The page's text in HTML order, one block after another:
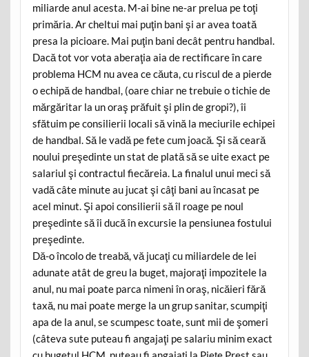
miliarde anul acesta. M-ai bine ne-ar prelua pe toţi
primăria. Ar cheltui mai puţin bani şi ar avea toată
presa la picioare. Mai puţin bani decât pentru handbal.
Dacă tot vor vota aberaţia aia de rectificare în care
problema HCM nu avea ce căuta, cu riscul de a pierde
o echipă de handbal, (oare chiar ne trebuie o tichie de
mărgăritar la un oraş prăfuit şi plin de gropi?), îi
sfătuim pe consilierii locali să vină la meciurile echipei
de handbal. Să le vadă pe fete cum joacă. Şi să ceară
noului preşedinte un stat de plată să se uite exact pe
salariul şi contractul fiecăreia. La finalul unui meci să
vadă câte minute au jucat şi câţi bani au încasat pe
acel minut. Şi apoi consilierii să îl roage pe noul
preşedinte să îi ducă în excursie la pensiunea fostului
preşedinte.
Dă-o încolo de treabă, vă jucaţi cu miliardele de lei
adunate atât de greu la buget, majoraţi impozitele la
anul, nu mai poate parca nimeni în oraş, nicăieri fără
taxă, nu mai poate merge la un grup sanitar, scumpiţi
apa de la anul, se scumpesc toate, sunt mii de şomeri
(câteva sute puteau fi angajaţi pe salariu minim exact